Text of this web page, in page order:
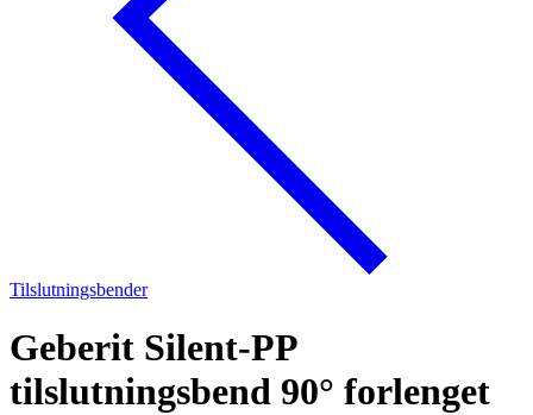
Tilslutningsbender
Geberit Silent-PP
tilslutningsbend 90° forlenget